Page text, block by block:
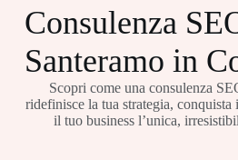
Consulenza
Santeramo in
Scopri come una consulenza
ridefinisce la tua strategia,
il tuo business l’unica,